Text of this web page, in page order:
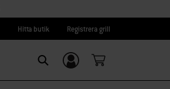
Hitta butik Registrera grill
Logga in/
Registrera dig